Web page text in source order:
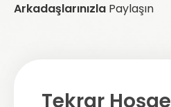
Arkadaşlarınızla Paylaşın
Tekrar